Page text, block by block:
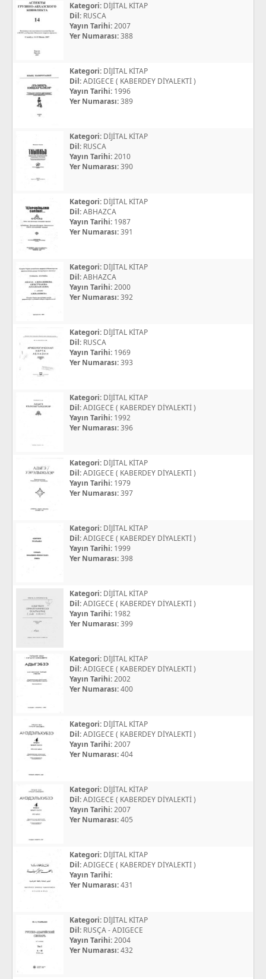
Kategori: DİJİTAL KİTAP
Dil: RUSCA
Yayın Tarihi:2007
Yer Numarası:388
Kategori: DİJİTAL KİTAP
Dil:ADIGECE ( KABERDEY DİYALEKTİ )
Yayın Tarihi: 1996
Yer Numarası:389
Kategori: DİJİTAL KİTAP
Dil: RUSCA
Yayın Tarihi:2010
Yer Numarası:390
Kategori: DİJİTAL KİTAP
Dil:ABHAZCA
Yayın Tarihi: 1987
Yer Numarası:391
Kategori: DİJİTAL KİTAP
Dil:ABHAZCA
Yayın Tarihi:2000
Yer Numarası:392
Kategori: DİJİTAL KİTAP
Dil: RUSCA
Yayın Tarihi: 1969
Yer Numarası:393
Kategori: DİJİTAL KİTAP
Dil:ADIGECE ( KABERDEY DİYALEKTİ )
Yayın Tarihi: 1992
Yer Numarası:396
Kategori: DİJİTAL KİTAP
Dil:ADIGECE ( KABERDEY DİYALEKTİ )
Yayın Tarihi: 1979
Yer Numarası:397
Kategori: DİJİTAL KİTAP
Dil:ADIGECE ( KABERDEY DİYALEKTİ )
Yayın Tarihi: 1999
Yer Numarası:398
Kategori: DİJİTAL KİTAP
Dil:ADIGECE ( KABERDEY DİYALEKTİ )
Yayın Tarihi: 1982
Yer Numarası:399
Kategori: DİJİTAL KİTAP
Dil:ADIGECE ( KABERDEY DİYALEKTİ )
Yayın Tarihi:2002
Yer Numarası:400
Kategori: DİJİTAL KİTAP
Dil:ADIGECE ( KABERDEY DİYALEKTİ )
Yayın Tarihi:2007
Yer Numarası:404
Kategori: DİJİTAL KİTAP
Dil:ADIGECE ( KABERDEY DİYALEKTİ )
Yayın Tarihi:2007
Yer Numarası:405
Kategori: DİJİTAL KİTAP
Dil:ADIGECE ( KABERDEY DİYALEKTİ )
Yayın Tarihi:
Yer Numarası:431
Kategori: DİJİTAL KİTAP
Dil: RUSÇA - ADIGECE
Yayın Tarihi:2004
Yer Numarası:432